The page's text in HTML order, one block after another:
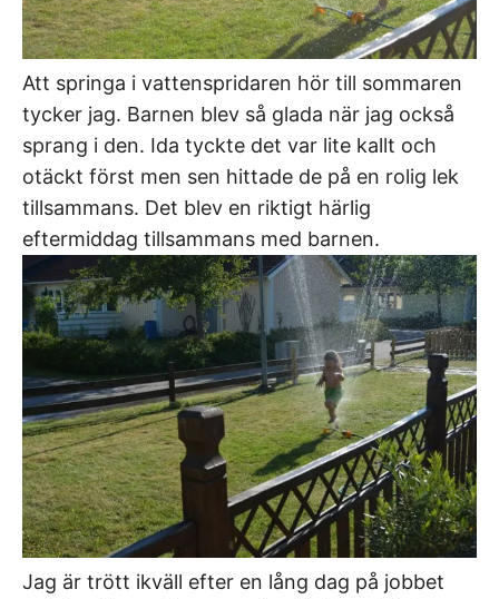
Att springa i vattenspridaren hör till sommaren
tycker jag. Barnen blev så glada när jag också
sprang i den. Ida tyckte det var lite kallt och
otäckt först men sen hittade de på en rolig lek
tillsammans. Det blev en riktigt härlig
eftermiddag tillsammans med barnen.
Jag är trött ikväll efter en lång dag på jobbet